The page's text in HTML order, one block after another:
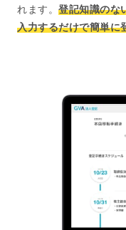
れます。 登記知識のな
入力するだけで簡単に